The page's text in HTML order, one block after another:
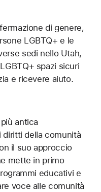
di genere,
LGBTQ+ e le
sedi nello Utah,
spazi sicuri
e ricevere aiuto.
antica
diritti della comunità
il suo approccio
mette in primo
educativi e
voce alle comunità